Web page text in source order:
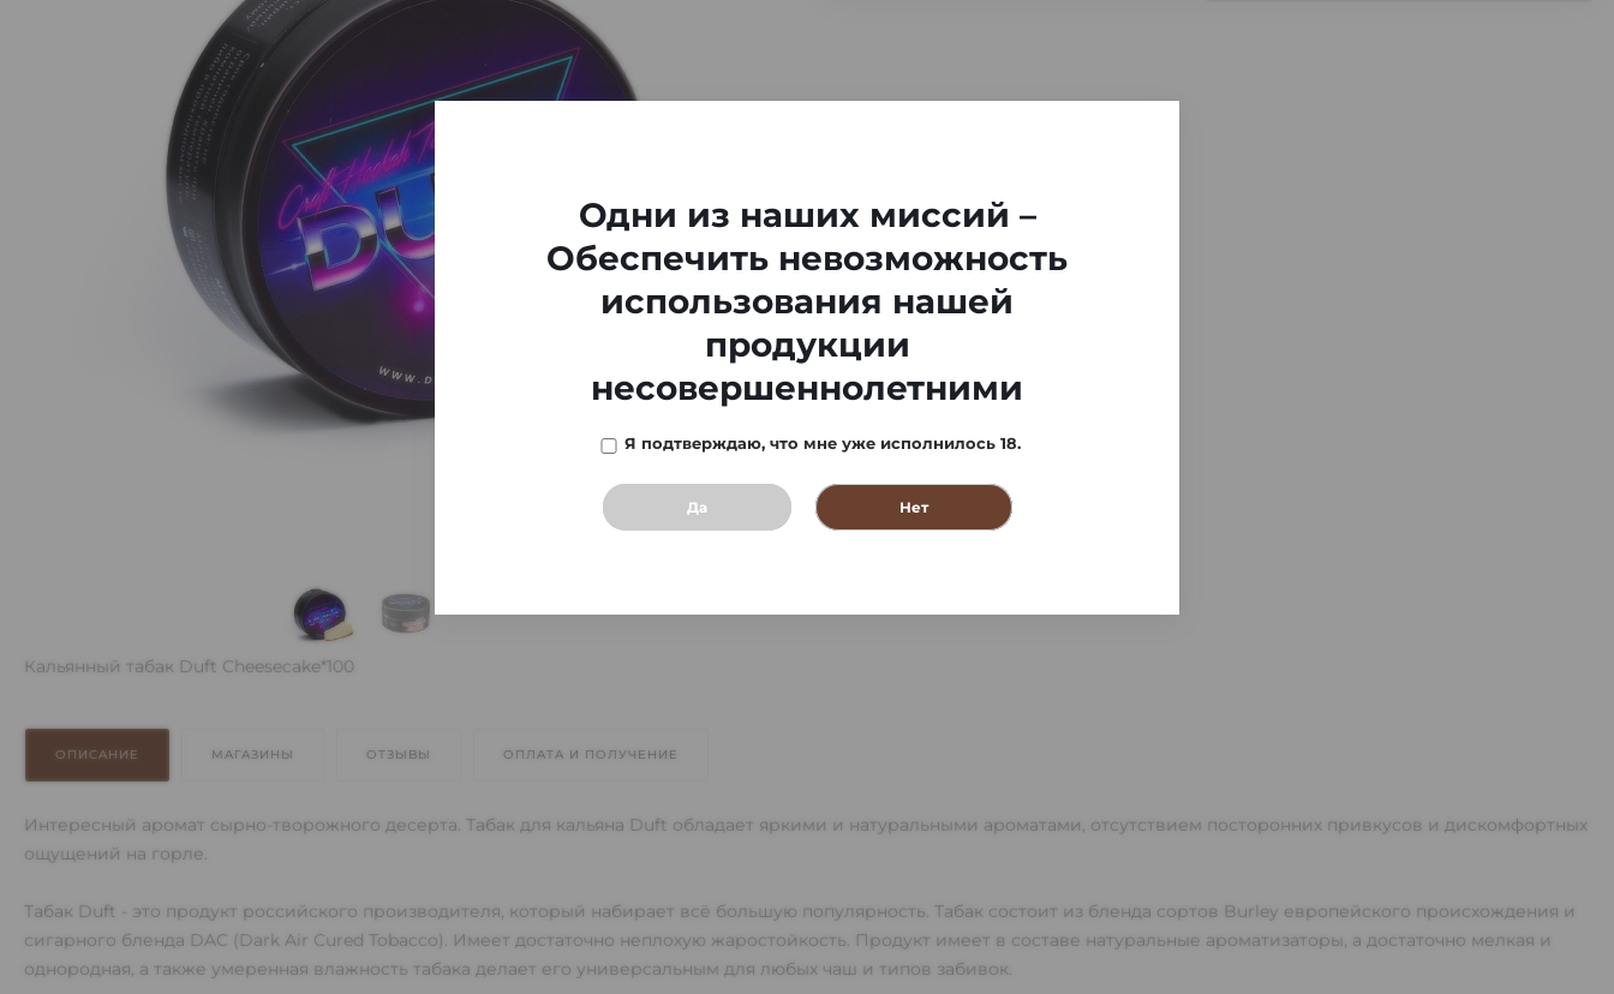
Кальянный табак Duft Cheesecake*100
ОПИСАНИЕ МАГАЗИНЫ ОТЗЫВЫ ОПЛАТА И ПОЛУЧЕНИЕ
Интересный аромат сырно-творожного десерта. Табак для кальяна Duft обладает яркими и натуральными ароматами, отсутствием посторонних привкусов и дискомфортных
ощущений на горле.
Табак Duft - это продукт российского производителя, который набирает всё большую популярность. Табак состоит из бленда сортов Burley европейского происхождения и
сигарного бленда DAC (Dark Air Cured Tobacco). Имеет достаточно неплохую жаростойкость. Продукт имеет в составе натуральные ароматизаторы, а достаточно мелкая и
однородная, а также умеренная влажность табака делает его универсальным для любых чаш и типов забивок.
Одни из наших миссий –
Обеспечить невозможность
использования нашей
продукции
несовершеннолетними
Я подтверждаю, что мне уже исполнилось 18.
Да Нет